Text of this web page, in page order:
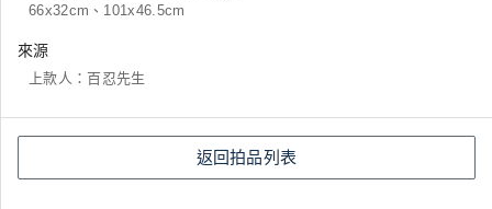
66x32cm、101x46.5cm
來源
上款人：百忍先生
返回拍品列表